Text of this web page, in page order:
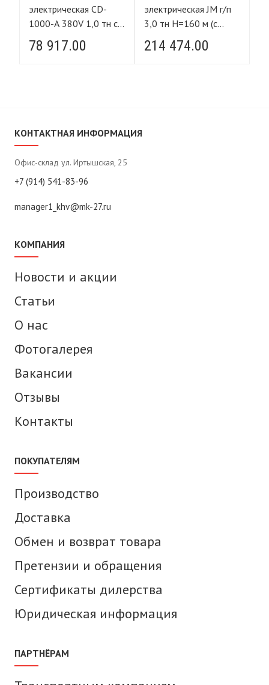
электрическая CD-
1000-А 380V 1,0 тн с
канатом 100 м FORCE
LIFTING
78 917.00
электрическая JM г/п
3,0 тн Н=160 м (с
канатом) 380V FORCE
LIFTING
214 474.00
КОНТАКТНАЯ ИНФОРМАЦИЯ
Офис-склад ул. Иртышская, 25
+7 (914) 541-83-96
manager1_khv@mk-27.ru
КОМПАНИЯ
Новости и акции
Статьи
О нас
Фотогалерея
Вакансии
Отзывы
Контакты
ПОКУПАТЕЛЯМ
Производство
Доставка
Обмен и возврат товара
Претензии и обращения
Сертификаты дилерства
Юридическая информация
ПАРТНЁРАМ